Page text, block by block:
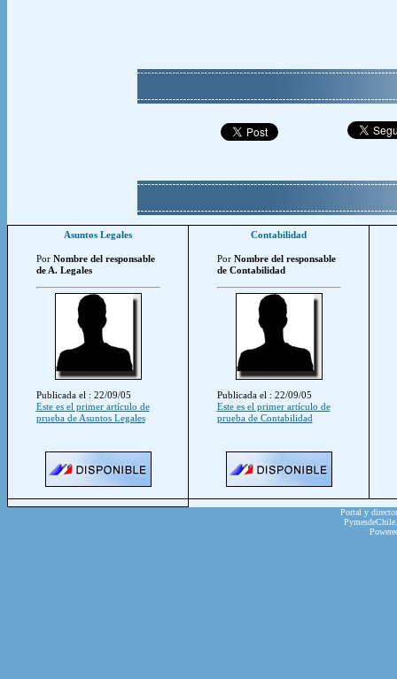
Asuntos Legales
Por Nombre del responsable
de A. Legales
Publicada el : 22/09/05
Este es el primer artículo de
prueba de Asuntos Legales
Contabilidad
Por Nombre del responsable
de Contabilidad
Publicada el : 22/09/05
Este es el primer artículo de
prueba de Contabilidad
Portal y